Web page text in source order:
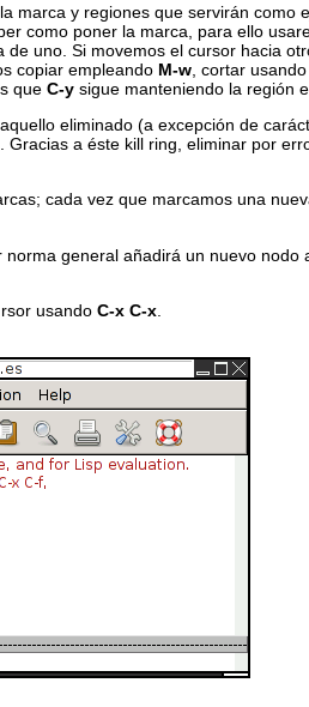
marca y regiones que servirán como
como poner la marca, para ello
uno. Si movemos el cursor hacia
copiar empleando M-w , cortar usando
que C-y sigue manteniendo la región
eliminado (a excepción de
a éste kill ring, eliminar por
cada vez que marcamos una
general añadirá un nuevo
usando C-x C-x.